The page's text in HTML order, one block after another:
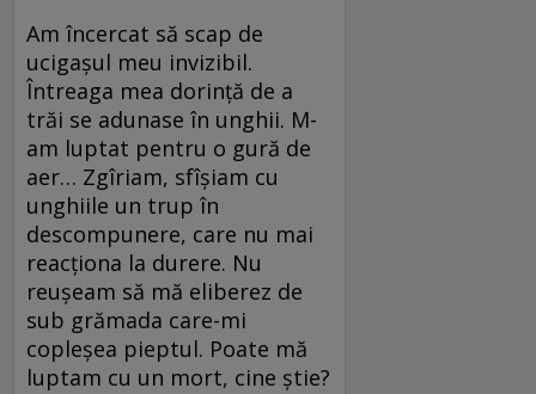
Am încercat să scap de
ucigaşul meu invizibil.
Întreaga mea dorinţă de a
trăi se adunase în unghii. M-
am luptat pentru o gură de
aer… Zgîriam, sfîşiam cu
unghiile un trup în
descompunere, care nu mai
reacţiona la durere. Nu
reuşeam să mă eliberez de
sub grămada care-mi
copleşea pieptul. Poate mă
luptam cu un mort, cine ştie?